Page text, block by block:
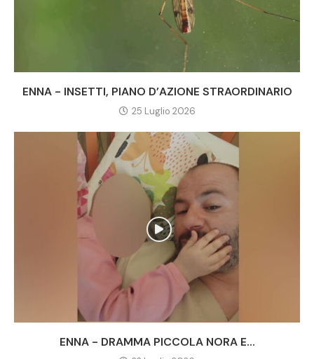
ENNA - INSETTI, PIANO D’AZIONE STRAORDINARIO
25 Luglio 2026
ENNA - DRAMMA PICCOLA NORA E...